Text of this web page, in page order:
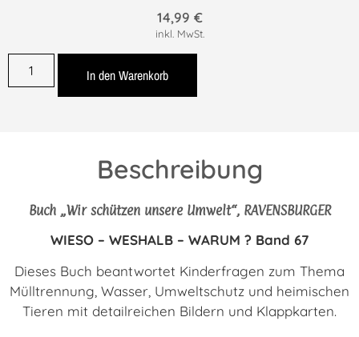
14,99 €
inkl. MwSt.
In den Warenkorb
Beschreibung
Buch „Wir schützen unsere Umwelt“, RAVENSBURGER
WIESO – WESHALB – WARUM ? Band 67
Dieses Buch beantwortet Kinderfragen zum Thema
Mülltrennung, Wasser, Umweltschutz und heimischen
Tieren mit detailreichen Bildern und Klappkarten.